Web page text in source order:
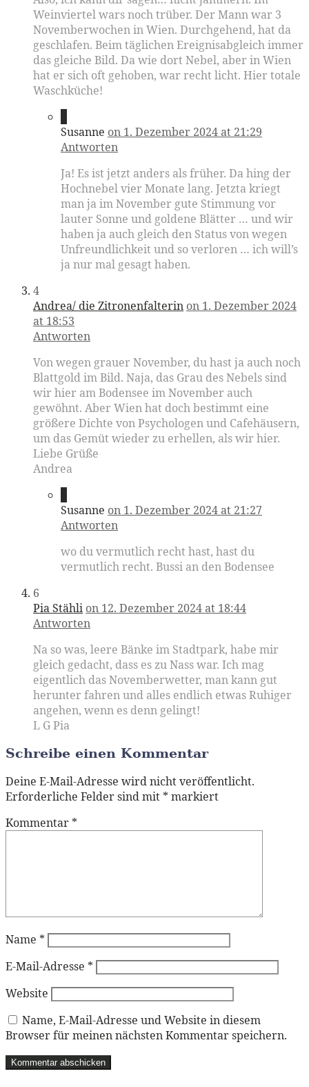
Weinviertel wars noch trüber. Der Mann war 3
Novemberwochen in Wien. Durchgehend, hat da
geschlafen. Beim täglichen Ereignisabgleich immer
das gleiche Bild. Da wie dort Nebel, aber in Wien
hat er sich oft gehoben, war recht licht. Hier totale
Waschküche!
Susanne on 1. Dezember 2024 at 21:29
Antworten
Ja! Es ist jetzt anders als früher. Da hing der
Hochnebel vier Monate lang. Jetzta kriegt
man ja im November gute Stimmung vor
lauter Sonne und goldene Blätter … und wir
haben ja auch gleich den Status von wegen
Unfreundlichkeit und so verloren … ich will’s
ja nur mal gesagt haben.
4
Andrea/ die Zitronenfalterin on 1. Dezember 2024
at 18:53
Antworten
Von wegen grauer November, du hast ja auch noch
Blattgold im Bild. Naja, das Grau des Nebels sind
wir hier am Bodensee im November auch
gewöhnt. Aber Wien hat doch bestimmt eine
größere Dichte von Psychologen und Cafehäusern,
um das Gemüt wieder zu erhellen, als wir hier.
Liebe Grüße
Andrea
Susanne on 1. Dezember 2024 at 21:27
Antworten
wo du vermutlich recht hast, hast du
vermutlich recht. Bussi an den Bodensee
6
Pia Stähli on 12. Dezember 2024 at 18:44
Antworten
Na so was, leere Bänke im Stadtpark, habe mir
gleich gedacht, dass es zu Nass war. Ich mag
eigentlich das Novemberwetter, man kann gut
herunter fahren und alles endlich etwas Ruhiger
angehen, wenn es denn gelingt!
L G Pia
Schreibe einen Kommentar
Deine E-Mail-Adresse wird nicht veröffentlicht.
Erforderliche Felder sind mit * markiert
Kommentar *
Name *
E-Mail-Adresse *
Website
Name, E-Mail-Adresse und Website in diesem
Browser für meinen nächsten Kommentar speichern.